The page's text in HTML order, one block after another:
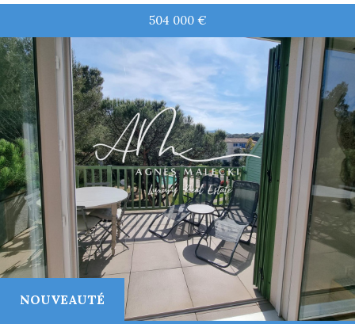
NOUVEAUTÉ
504 000 €